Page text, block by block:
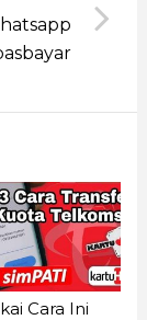
Cara Ini